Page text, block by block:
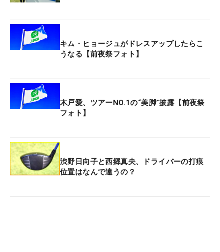
今年も副賞には、新潟らしく『米6俵』がラインナ
ップ。“令和の米騒動”のまっただなかにある現在に
おいて、とても貴重だ。昨年は手にした米を、地元
の沖縄県うるま市にある子ども食堂や、出身校の興
高いですね」と話して笑いを誘ったが、確かに昨年
にも増してよろこばれるに違いない。
したい。
キム・ヒョージュがドレスアップしたらこ
うなる【前夜祭フォト】
木戸愛、ツアーNO.1の“美脚”披露【前夜祭
フォト】
渋野日向子と西郷真央、ドライバーの打痕
位置はなんで違うの？